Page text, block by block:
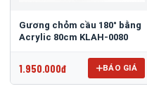
Gương chỏm cầu 180° bằng
Acrylic 80cm KLAH-0080
1.950.000đ BÁO GIÁ